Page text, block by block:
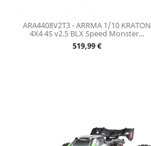
ARA4408V2T3 - ARRMA 1/10 KRATON
4X4 4S v2.5 BLX Speed Monster...
Prix
519,99 €